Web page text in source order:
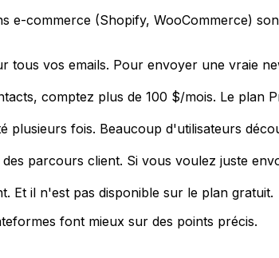
e-commerce (Shopify, WooCommerce)
tous vos emails. Pour envoyer une vraie
comptez plus de 100 $/mois. Le plan
plusieurs fois. Beaucoup d'utilisateurs
parcours client. Si vous voulez juste
Et il n'est pas disponible sur le plan gratuit.
font mieux sur des points précis.